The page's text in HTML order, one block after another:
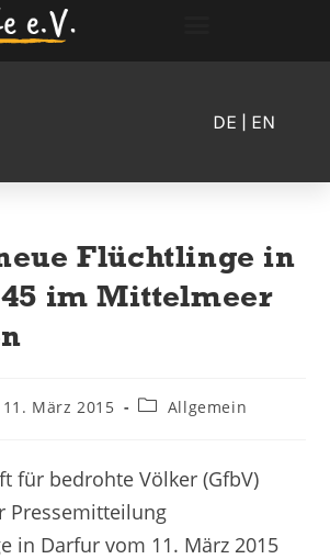
DE | EN
Flüchtlinge in
im Mittelmeer
11. März 2015 Allgemein
für bedrohte Völker (GfbV)
Pressemitteilung
in Darfur vom 11. März 2015